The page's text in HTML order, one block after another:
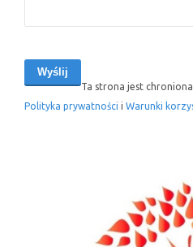
Ta strona jest
Polityka prywatności i Warunki